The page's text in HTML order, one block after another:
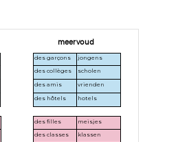
meervoud
des garçons
jongens
des collèges
scholen
des amis
vrienden
des hôtels
hotels
des filles
meisjes
des classes
klassen